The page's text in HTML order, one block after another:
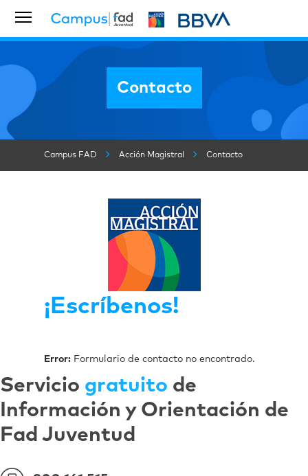
Contacto
Campus FAD Acción Magistral Contacto
¡Escríbenos!
Error: Formulario de contacto no encontrado.
Servicio gratuito de
Información y Orientación de
Fad Juventud